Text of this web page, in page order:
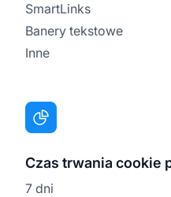
SmartLinks
Banery tekstowe
Inne
Czas trwania cookie
7 dni